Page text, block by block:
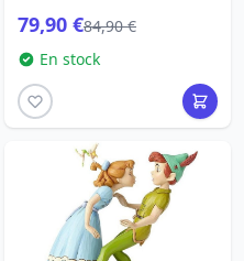
79,90 €84,90 €
En stock